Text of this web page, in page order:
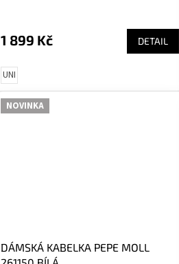
1 899 Kč DETAIL
UNI
NOVINKA
DÁMSKÁ KABELKA PEPE MOLL